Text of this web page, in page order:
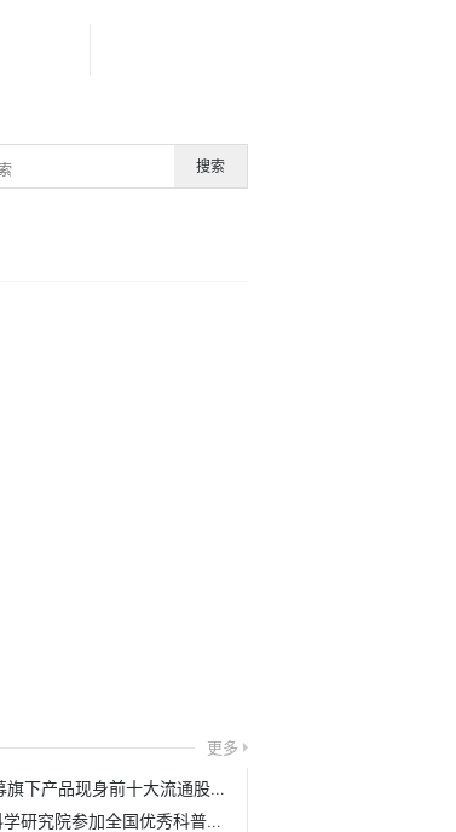
搜索
更多
37家百亿私募旗下产品现身前十大流通股名单
山东省林业科学研究院参加全国优秀科普作品评选活动